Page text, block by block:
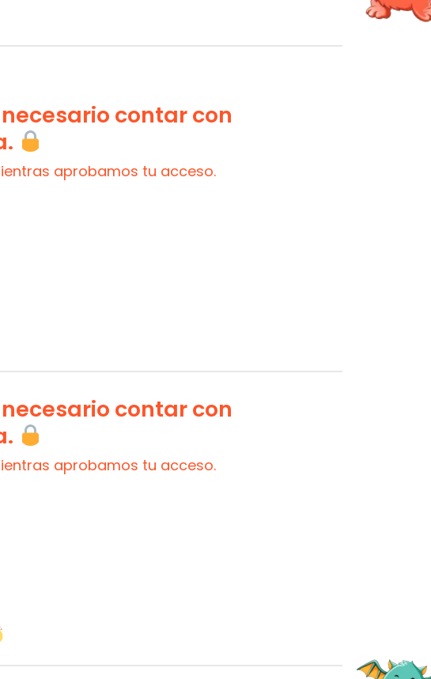
contar con
aprobamos tu acceso.
contar con
aprobamos tu acceso.